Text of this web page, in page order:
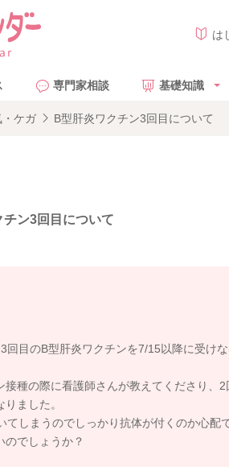
は
専門家相談 基礎知識
ケガ B型肝炎ワクチン3回目について
チン3回目について
回目のB型肝炎ワクチンを7/15以降に受け
接種の際に看護師さんが教えてくださり、
ました。
しまうのでしっかり抗体が付くのか心配で
のでしょうか？